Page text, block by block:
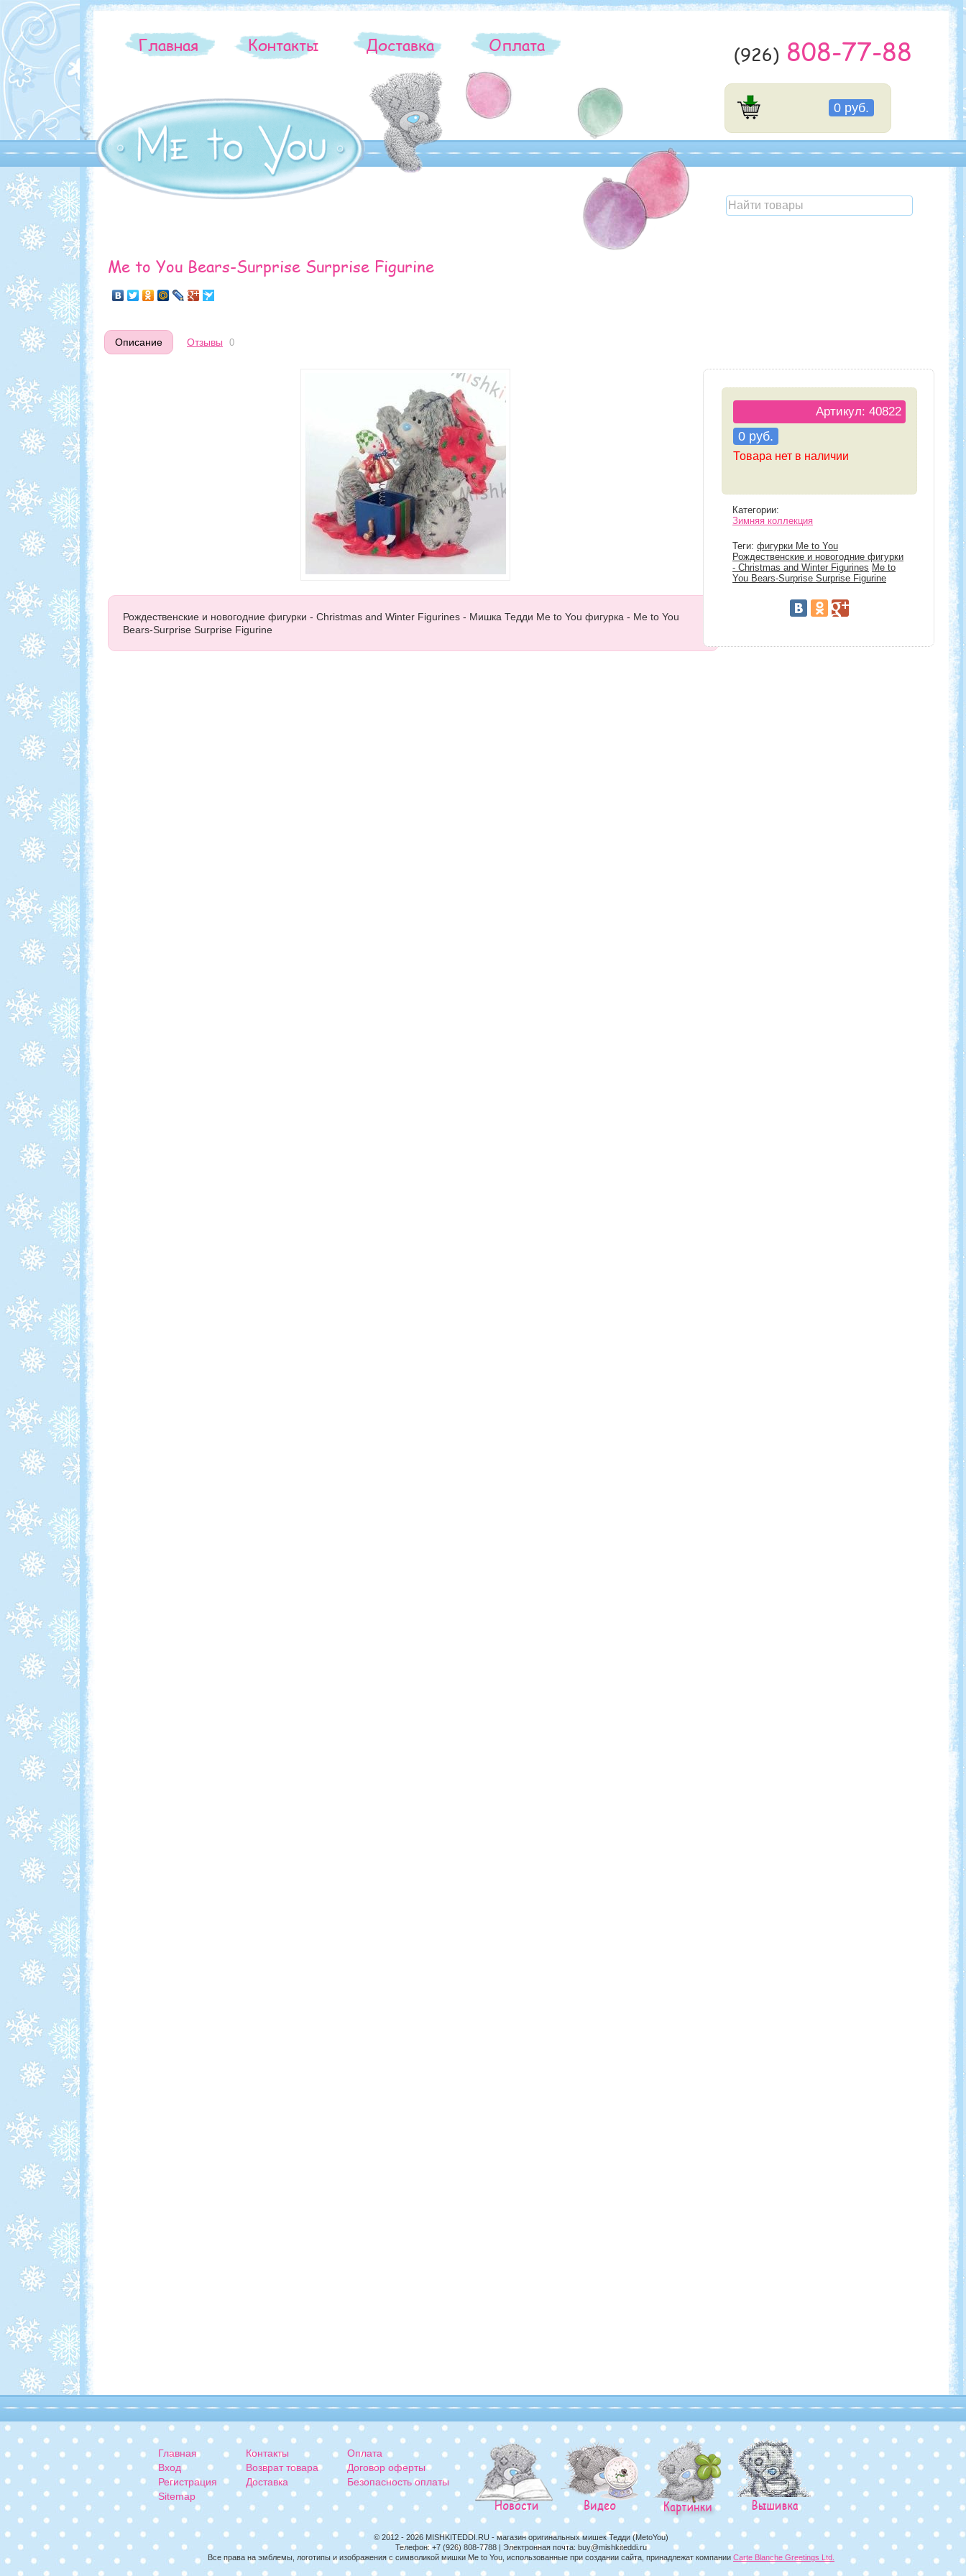
Главная Контакты Доставка Оплата (926)808-77-88
0 руб.
Me to You Bears-Surprise Surprise Figurine
Описание Отзывы 0
Артикул: 40822
0 руб.
Товара нет в наличии
Категории:
Зимняя коллекция
Теги: фигурки Me to You
Рождественские и новогодние фигурки
- Christmas and Winter Figurines Me to
You Bears-Surprise Surprise Figurine
Рождественские и новогодние фигурки - Christmas and Winter Figurines - Мишка Тедди Me to You фигурка - Me to You
Bears-Surprise Surprise Figurine
Главная
Вход
Регистрация
Sitemap
Контакты
Возврат товара
Доставка
Оплата
Договор оферты
Безопасность оплаты
© 2012 - 2026 MISHKITEDDI.RU - магазин оригинальных мишек Тедди (MetoYou)
Телефон:+7 (926) 808-7788 | Электронная почта: buy@mishkiteddi.ru
Все права на эмблемы, логотипы и изображения с символикой мишки Me to You, использованные при создании сайта, принадлежат компании Carte Blanche Greetings Ltd.